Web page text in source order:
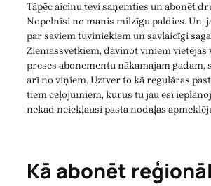
Tāpēc aicinu tevi saņemties un abonēt
Nopelnīsi no manis milzīgu paldies. Un,
par saviem tuviniekiem un savlaicīgi
Ziemassvētkiem, dāvinot viņiem vietējās
preses abonementu nākamajam gadam,
arī no viņiem. Uztver to kā regulāras
tiem ceļojumiem, kurus tu jau esi
nekad neiekļausi pasta nodaļas
Kā abonēt